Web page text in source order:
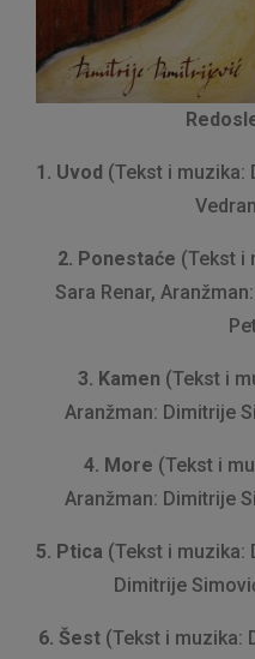
1. Uvod (Tekst i muzika:
2. Ponestaće (Tekst i
Sara Renar,
3. Kamen (Tekst i
Aranžman: Dimitrije
4. More (Tekst i
Aranžman: Dimitrije
5. Ptica (Tekst i muzika:
Dimitrije
6. Šest (Tekst i muzika: